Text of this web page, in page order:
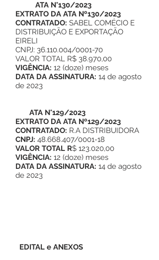
ATA N°130/2023
EXTRATO DA ATA Nº130/2023
CONTRATADO: SABEL COMÉCIO E
DISTRIBUIÇÃO E EXPORTAÇÃO
EIRELI
CNPJ: 36.110.004/0001-70
VALOR TOTAL R$ 38.970,00
VIGÊNCIA: 12 (doze) meses
DATA DA ASSINATURA: 14 de agosto
de 2023
ATA N°129/2023
EXTRATO DA ATA Nº129/2023
CONTRATADO: R.A DISTRIBUIDORA
CNPJ: 48.668.407/0001-18
VALOR TOTAL R$ 123.020,00
VIGÊNCIA: 12 (doze) meses
DATA DA ASSINATURA: 14 de agosto
de 2023
EDITAL e ANEXOS